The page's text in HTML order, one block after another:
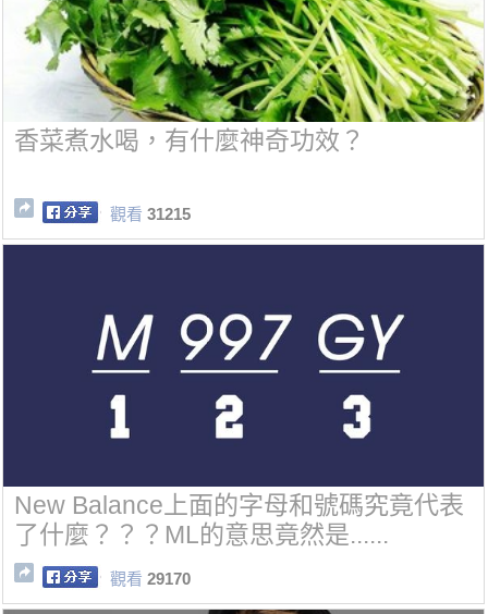
香菜煮水喝，有什麼神奇功效？
觀看 31215
New Balance上面的字母和號碼究竟代表
了什麼？？？ML的意思竟然是......
觀看 29170